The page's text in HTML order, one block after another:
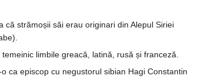
strămoșii săi erau originari din Alepul Siriei
limbile greacă, latină, rusă și franceză.
ca episcop cu negustorul sibian Hagi Constantin